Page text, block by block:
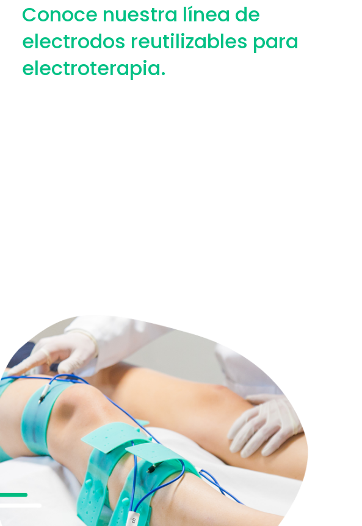
Conoce nuestra línea de
electrodos reutilizables para
electroterapia.